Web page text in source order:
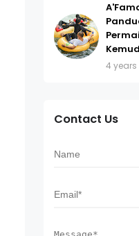
4
Contact Us